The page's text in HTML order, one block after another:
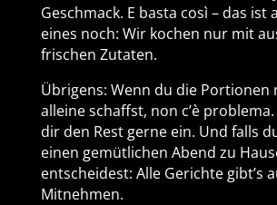
Geschmack. E basta così – das ist
eines noch: Wir kochen nur mit
frischen Zutaten.
Übrigens: Wenn du die Portionen
alleine schaffst, non c’è
dir den Rest gerne ein. Und falls
einen gemütlichen Abend zu
entscheidest: Alle Gerichte gibt’s
Mitnehmen.